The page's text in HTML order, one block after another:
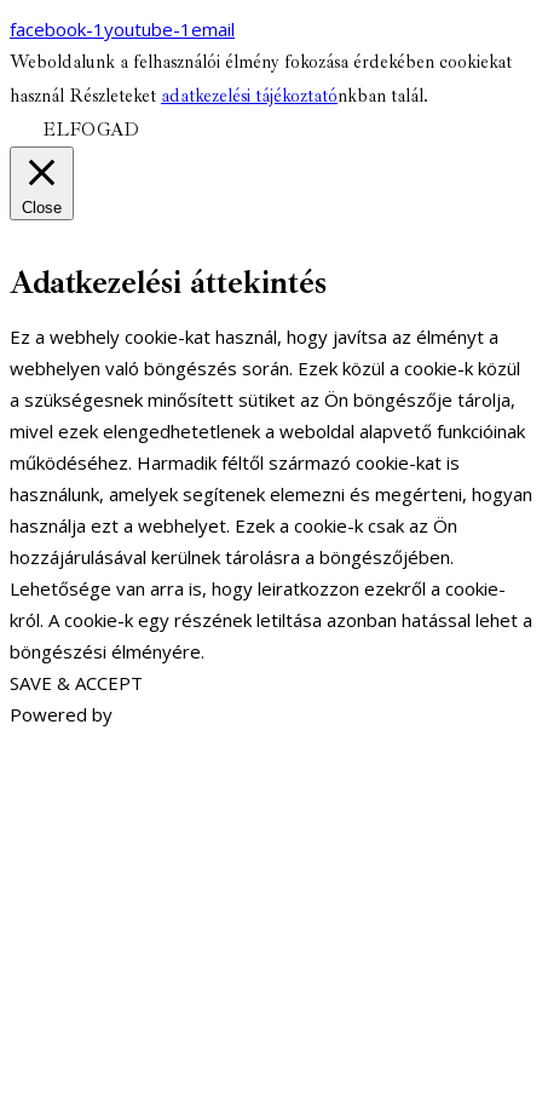
facebook-1 youtube-1 email
Weboldalunk a felhasználói élmény fokozása érdekében cookiekat
használ Részleteket adatkezelési tájékoztatónkban talál.
ELFOGAD
Close
Adatkezelési áttekintés
Ez a webhely cookie-kat használ, hogy javítsa az élményt a
webhelyen való böngészés során. Ezek közül a cookie-k közül
a szükségesnek minősített sütiket az Ön böngészője tárolja,
mivel ezek elengedhetetlenek a weboldal alapvető funkcióinak
működéséhez. Harmadik féltől származó cookie-kat is
használunk, amelyek segítenek elemezni és megérteni, hogyan
használja ezt a webhelyet. Ezek a cookie-k csak az Ön
hozzájárulásával kerülnek tárolásra a böngészőjében.
Lehetősége van arra is, hogy leiratkozzon ezekről a cookie-
król. A cookie-k egy részének letiltása azonban hatással lehet a
böngészési élményére.
SAVE & ACCEPT
Powered by